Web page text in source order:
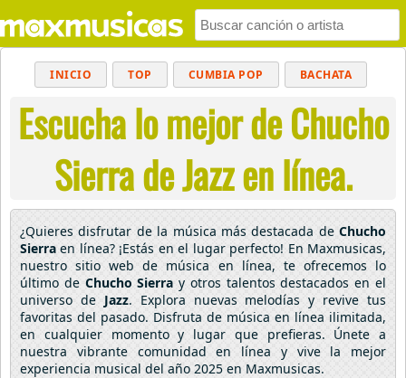
INICIO TOP CUMBIA POP BACHATA
MUSICA CRISTIANA REGGAETON
BALADAS ALTERNATIVO ELECTRÓNICA
CUMBIAS
Escucha lo mejor de Chucho
Sierra de Jazz en línea.
¿Quieres disfrutar de la música más destacada de Chucho
Sierra en línea? ¡Estás en el lugar perfecto! En Maxmusicas,
nuestro sitio web de música en línea, te ofrecemos lo
último de Chucho Sierra y otros talentos destacados en el
universo de Jazz. Explora nuevas melodías y revive tus
favoritas del pasado. Disfruta de música en línea ilimitada,
en cualquier momento y lugar que prefieras. Únete a
nuestra vibrante comunidad en línea y vive la mejor
experiencia musical del año 2025 en Maxmusicas.